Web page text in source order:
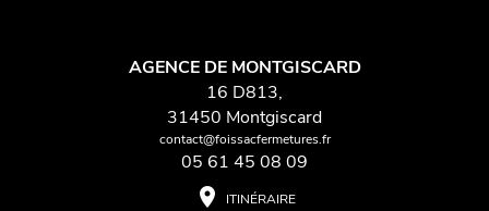
AGENCE DE MONTGISCARD
16 D813,
31450 Montgiscard
contact@foissacfermetures.fr
05 61 45 08 09
place ITINÉRAIRE